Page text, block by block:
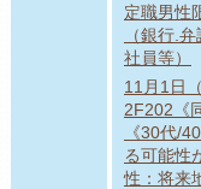
定職男
（銀行.
社員等）
11月1日
2F202《
《30代/
る可能性
性：将来